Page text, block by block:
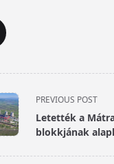
PREVIOUS POST
Letették a
blokkjának